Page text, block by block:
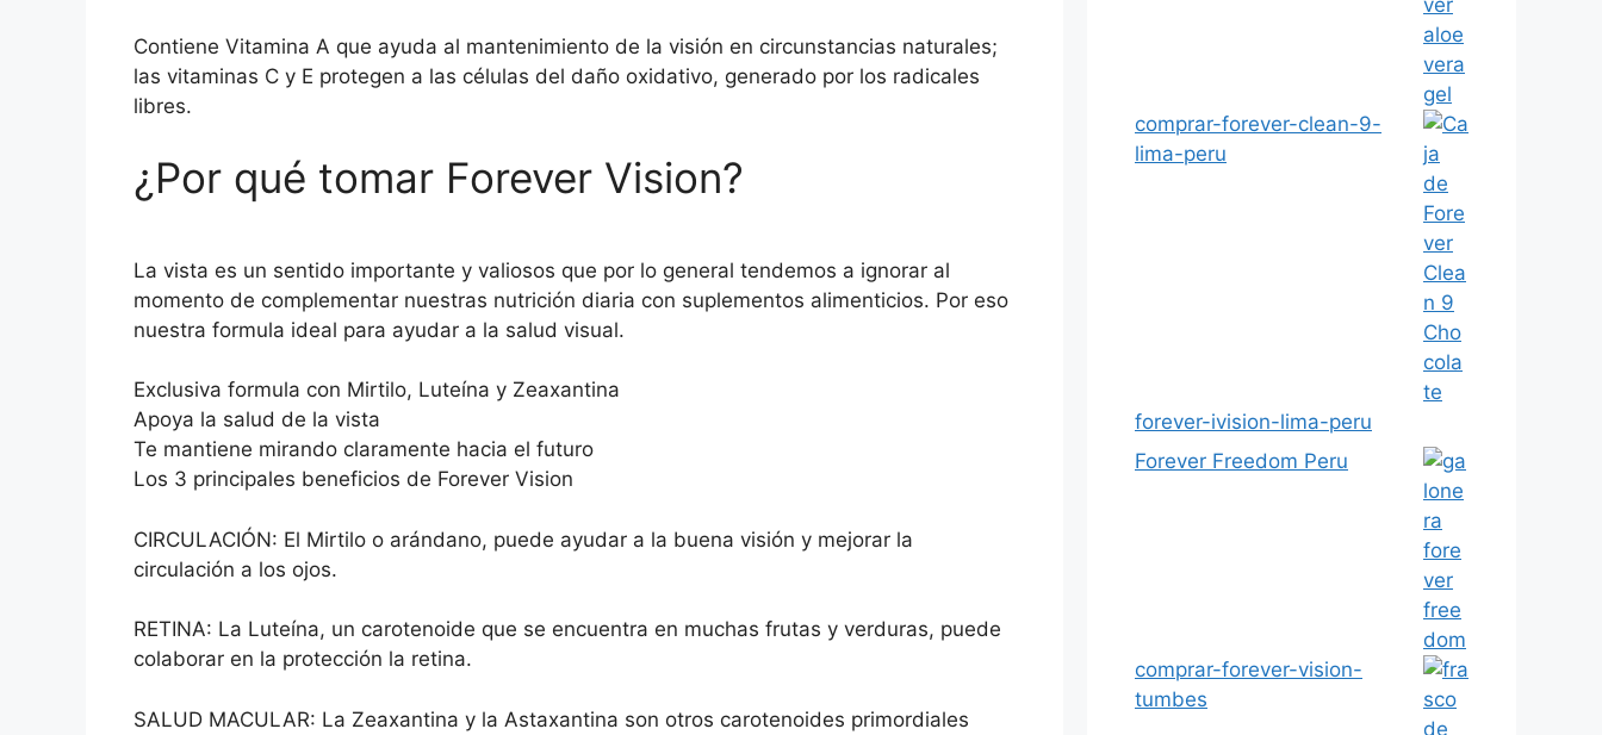
Contiene Vitamina A que ayuda al mantenimiento de la visión en circunstancias naturales;
las vitaminas C y E protegen a las células del daño oxidativo, generado por los radicales
libres.
¿Por qué tomar Forever Vision?
La vista es un sentido importante y valiosos que por lo general tendemos a ignorar al
momento de complementar nuestras nutrición diaria con suplementos alimenticios. Por eso
nuestra formula ideal para ayudar a la salud visual.
Exclusiva formula con Mirtilo, Luteína y Zeaxantina
Apoya la salud de la vista
Te mantiene mirando claramente hacia el futuro
Los 3 principales beneficios de Forever Vision
CIRCULACIÓN: El Mirtilo o arándano, puede ayudar a la buena visión y mejorar la
circulación a los ojos.
RETINA: La Luteína, un carotenoide que se encuentra en muchas frutas y verduras, puede
colaborar en la protección la retina.
SALUD MACULAR: La Zeaxantina y la Astaxantina son otros carotenoides primordiales
comprar-forever-clean-9-
lima-peru
forever-ivision-lima-peru
Forever Freedom Peru
comprar-forever-vision-
tumbes